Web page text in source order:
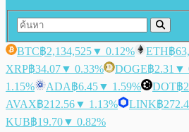
BTC฿2,134,525▼ 0.12% ETH฿
XRP฿34.07▼ 0.33% DOGE฿2.31 ▼
1.15%
ADA฿6.45▼ 1.59% DOT฿
AVAX฿212.56▼ 1.13% LINK฿
KUB฿19.70▼ 0.82%